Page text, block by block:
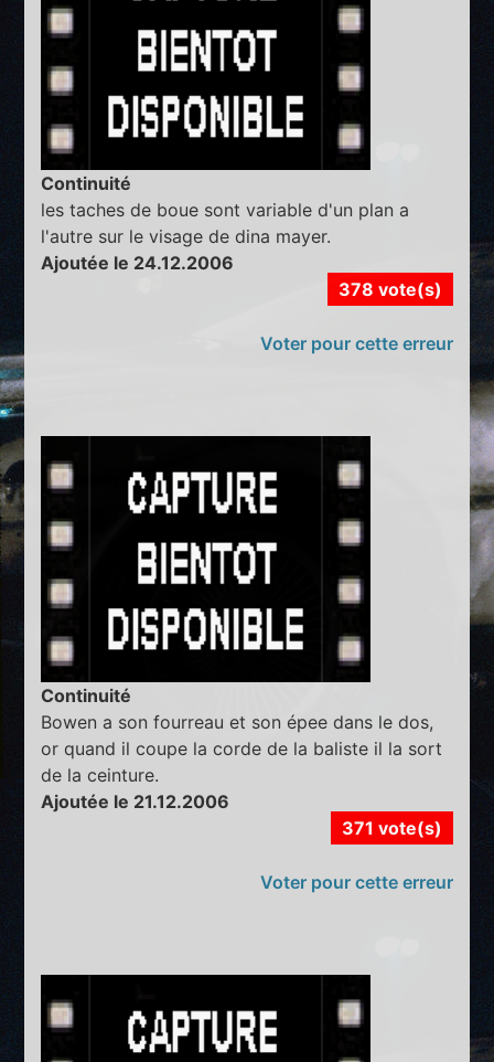
Continuité
les taches de boue sont variable d'un plan a
l'autre sur le visage de dina mayer.
Ajoutée le 24.12.2006
378 vote(s)
Voter pour cette erreur
Continuité
Bowen a son fourreau et son épee dans le dos,
or quand il coupe la corde de la baliste il la sort
de la ceinture.
Ajoutée le 21.12.2006
371 vote(s)
Voter pour cette erreur